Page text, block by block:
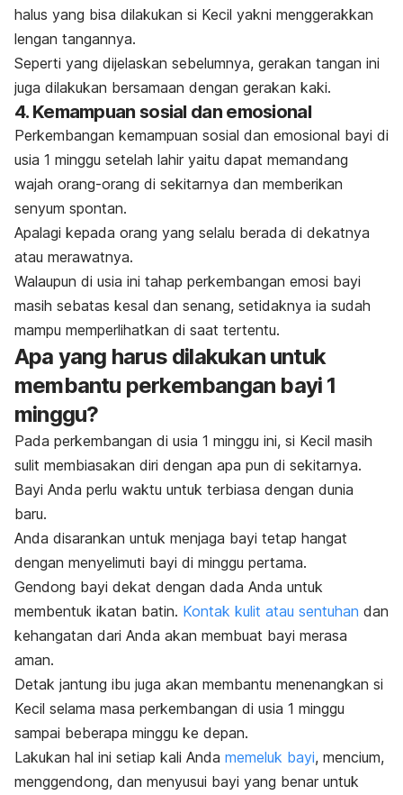
halus yang bisa dilakukan si Kecil yakni menggerakkan
lengan tangannya.
Seperti yang dijelaskan sebelumnya, gerakan tangan ini
juga dilakukan bersamaan dengan gerakan kaki.
4. Kemampuan sosial dan emosional
Perkembangan kemampuan sosial dan emosional bayi di
usia 1 minggu setelah lahir yaitu dapat memandang
wajah orang-orang di sekitarnya dan memberikan
senyum spontan.
Apalagi kepada orang yang selalu berada di dekatnya
atau merawatnya.
Walaupun di usia ini tahap perkembangan emosi bayi
masih sebatas kesal dan senang, setidaknya ia sudah
mampu memperlihatkan di saat tertentu.
Apa yang harus dilakukan untuk
membantu perkembangan bayi 1
minggu?
Pada perkembangan di usia 1 minggu ini, si Kecil masih
sulit membiasakan diri dengan apa pun di sekitarnya.
Bayi Anda perlu waktu untuk terbiasa dengan dunia
baru.
Anda disarankan untuk menjaga bayi tetap hangat
dengan menyelimuti bayi di minggu pertama.
Gendong bayi dekat dengan dada Anda untuk
membentuk ikatan batin. Kontak kulit atau sentuhan dan
kehangatan dari Anda akan membuat bayi merasa
aman.
Detak jantung ibu juga akan membantu menenangkan si
Kecil selama masa perkembangan di usia 1 minggu
sampai beberapa minggu ke depan.
Lakukan hal ini setiap kali Anda memeluk bayi, mencium,
menggendong, dan menyusui bayi yang benar untuk